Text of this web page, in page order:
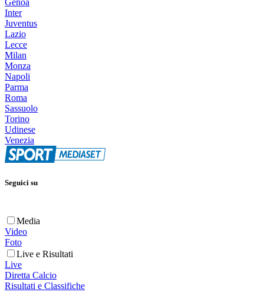
Inter
Juventus
Lazio
Lecce
Milan
Monza
Napoli
Parma
Roma
Sassuolo
Torino
Udinese
Venezia
Seguici su
Media
Video
Foto
Live e Risultati
Live
Diretta Calcio
Risultati e Classifiche